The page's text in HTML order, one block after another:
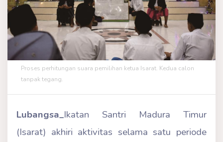
Proses perhitungan suara pemilihan ketua Isarat. Kedua calon
tanpak tegang.
Lubangsa_Ikatan Santri Madura Timur
(Isarat) akhiri aktivitas selama satu periode